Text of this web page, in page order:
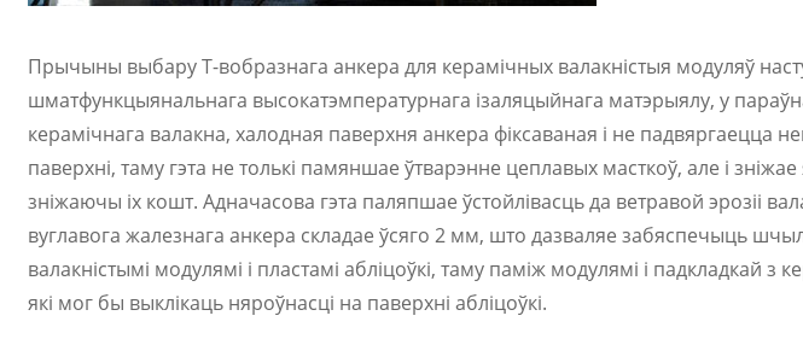
Прычыны выбару Т-вобразнага анкера для керамічных валакністыя модуляў
шматфункцыянальнага высокатэмпературнага ізаляцыйнага матэрыялу, у
керамічнага валакна, халодная паверхня анкера фіксаваная і не падвяргаецца
паверхні, таму гэта не толькі памяншае ўтварэнне цеплавых масткоў, але і
зніжаючы іх кошт. Адначасова гэта паляпшае ўстойлівасць да ветравой эрозіі
вуглавога жалезнага анкера складае ўсяго 2 мм, што дазваляе забяспечыць
валакністымі модулямі і пластамі абліцоўкі, таму паміж модулямі і падкладкай з
які мог бы выклікаць няроўнасці на паверхні абліцоўкі.